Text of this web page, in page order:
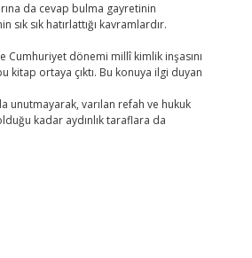
da cevap bulma gayretinin
sık hatırlattığı kavramlardır.
dönemi millî kimlik inşasını
kitap ortaya çıktı. Bu konuya ilgi duyan
unutmayarak, varılan refah ve hukuk
kadar aydınlık taraflara da